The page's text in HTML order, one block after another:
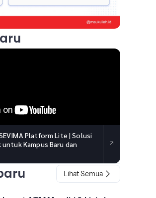
Platform Lite | Solusi
Kampus Baru dan
Lihat Semua